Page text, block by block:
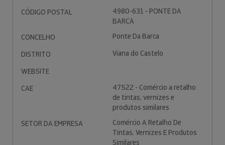
CÓDIGO POSTAL
4980-631 - PONTE DA
BARCA
CONCELHO
Ponte Da Barca
DISTRITO
Viana do Castelo
WEBSITE
CAE
47522 - Comércio a retalho
de tintas, vernizes e
produtos similares
SETOR DA EMPRESA
Comércio A Retalho De
Tintas, Vernizes E Produtos
Similares